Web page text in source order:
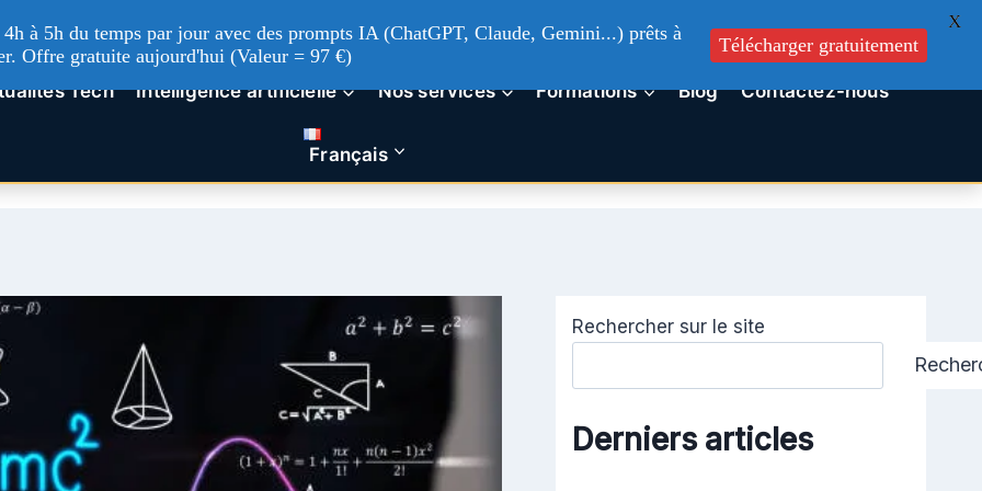
Tech Intelligence artificielle Nos services Formations Blog Contactez-nous
Français
Rechercher sur le site
Derniers articles
à 5h du temps par jour avec des prompts IA (ChatGPT, Claude, Gemini...) prêts à
Offre gratuite aujourd'hui (Valeur = 97 €)
Télécharger gratuitement
X